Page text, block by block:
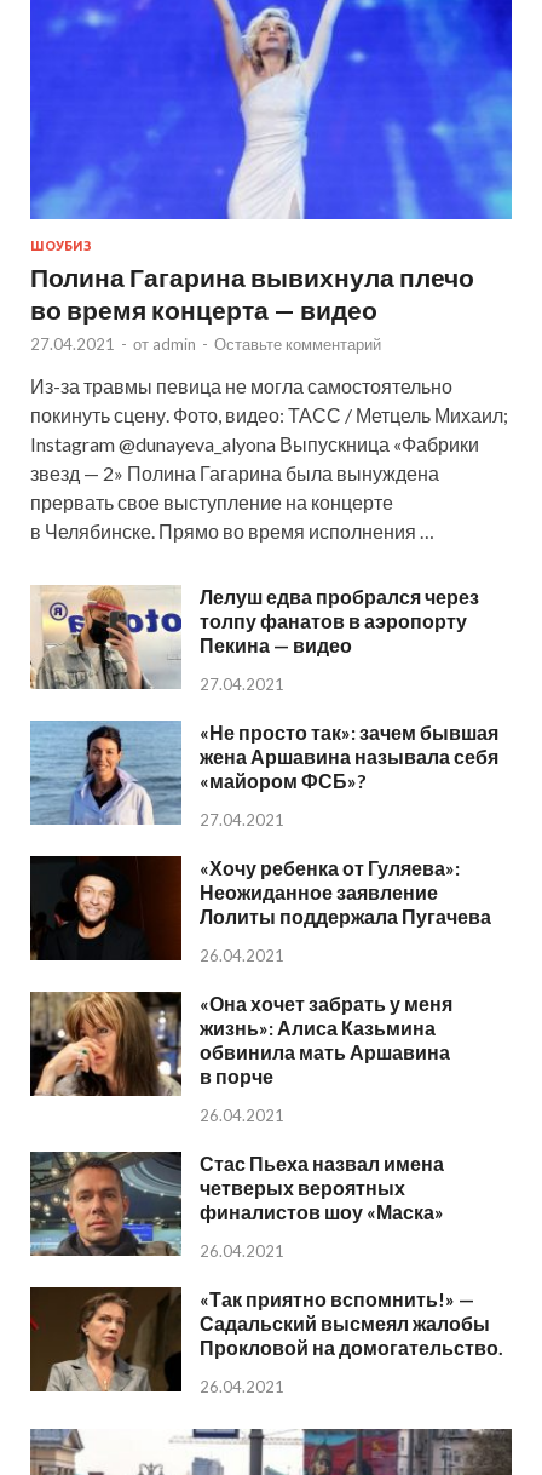
ШОУБИЗ
Полина Гагарина вывихнула плечо
во время концерта — видео
27.04.2021 - от admin - Оставьте комментарий
Из-за травмы певица не могла самостоятельно
покинуть сцену. Фото, видео: ТАСС / Метцель Михаил;
Instagram @dunayeva_alyona Выпускница «Фабрики
звезд — 2» Полина Гагарина была вынуждена
прервать свое выступление на концерте
в Челябинске. Прямо во время исполнения …
Лелуш едва пробрался через
толпу фанатов в аэропорту
Пекина — видео
27.04.2021
«Не просто так»: зачем бывшая
жена Аршавина называла себя
«майором ФСБ»?
27.04.2021
«Хочу ребенка от Гуляева»:
Неожиданное заявление
Лолиты поддержала Пугачева
26.04.2021
«Она хочет забрать у меня
жизнь»: Алиса Казьмина
обвинила мать Аршавина
в порче
26.04.2021
Стас Пьеха назвал имена
четверых вероятных
финалистов шоу «Маска»
26.04.2021
«Так приятно вспомнить!» —
Садальский высмеял жалобы
Прокловой на домогательство.
26.04.2021